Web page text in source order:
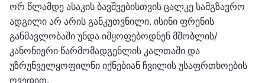
ორ წლამდე ასაკის ბავშვებისთვის ცალკე სამგზავრო
ადგილი არ არის განკუთვნილი. ისინი ფრენის
განმავლობაში უნდა იმყოფებოდნენ მშობლის/
კანონიერი წარმომადგენლის კალთაში და
უზრუნველყოფილნი იქნებიან ჩვილის უსაფრთხოების
ღვედით.